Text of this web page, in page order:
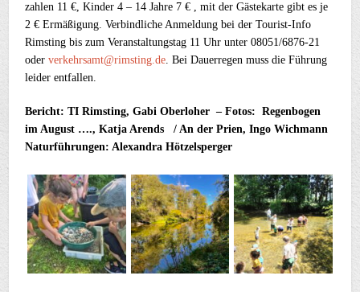
zahlen 11 €, Kinder 4 – 14 Jahre 7 € , mit der Gästekarte gibt es je
2 € Ermäßigung. Verbindliche Anmeldung bei der Tourist-Info
Rimsting bis zum Veranstaltungstag 11 Uhr unter 08051/6876-21
oderverkehrsamt@rimsting.de. Bei Dauerregen muss die Führung
leider entfallen.
Bericht: TI Rimsting, Gabi Oberloher – Fotos: Regenbogen
im August …., Katja Arends / An der Prien, Ingo Wichmann
Naturführungen: Alexandra Hötzelsperger